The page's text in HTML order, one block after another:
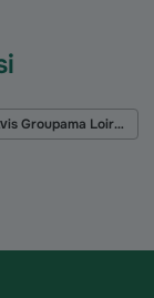
Avis Groupama Loire Bretagne